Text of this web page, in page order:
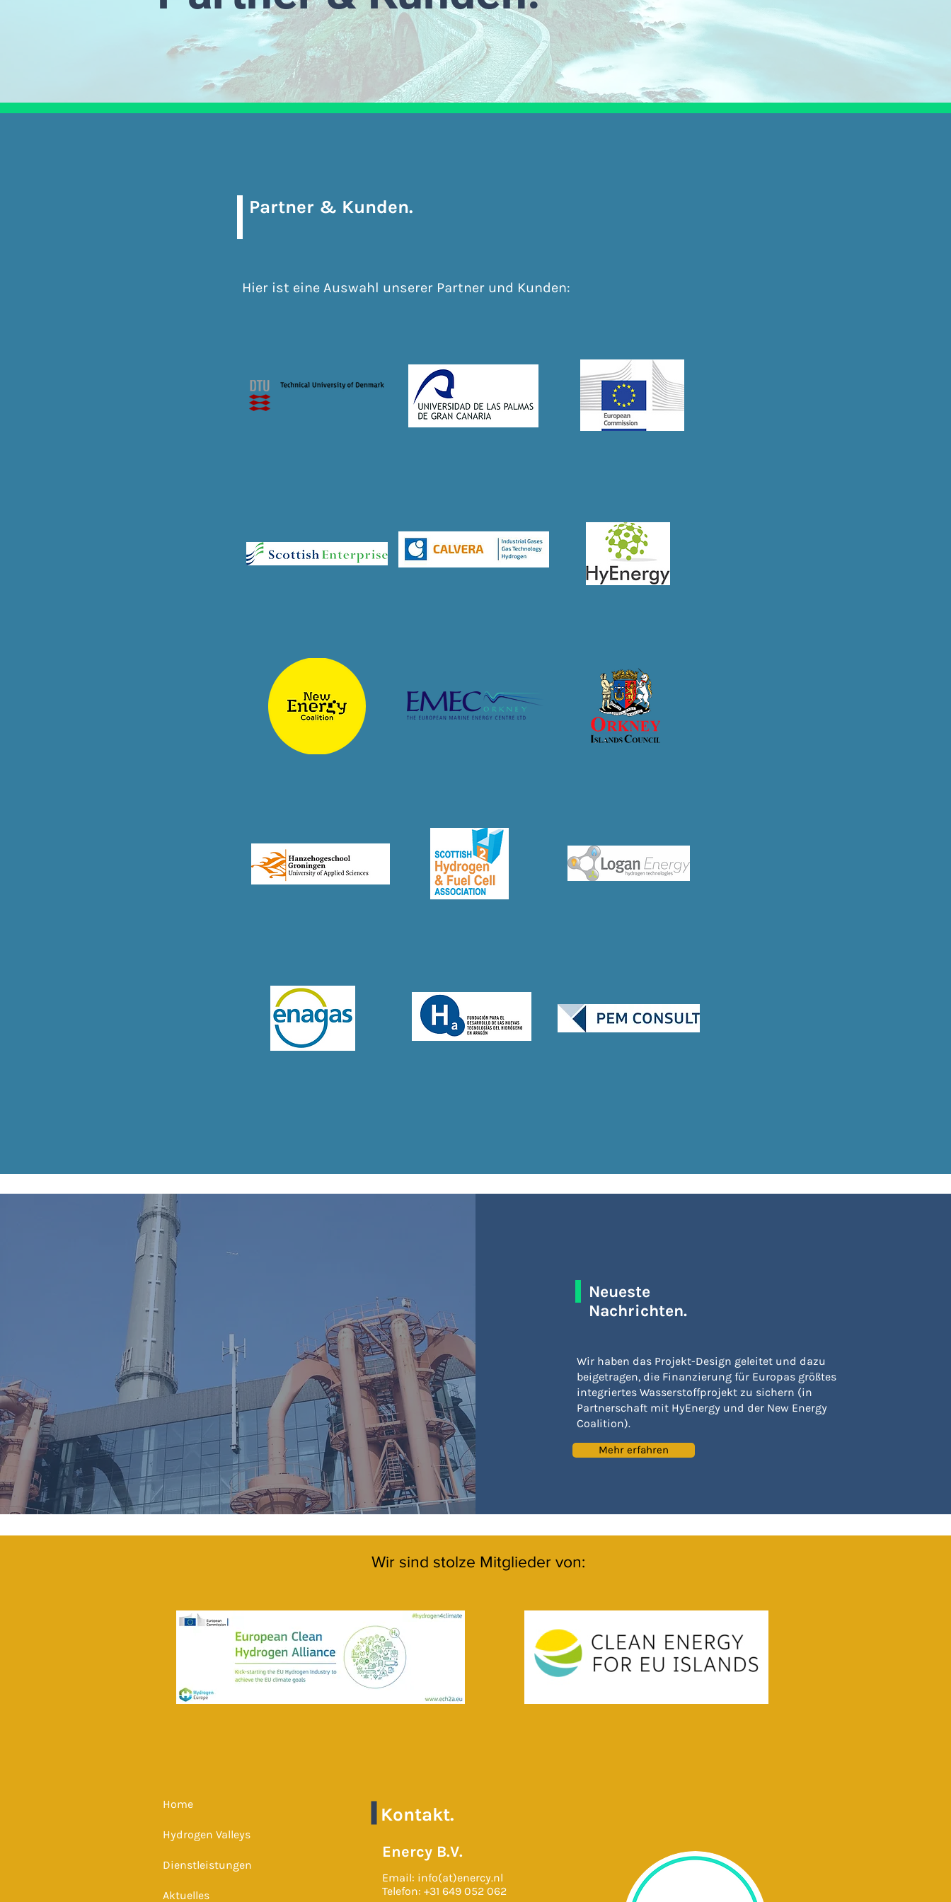
Partner & Kunden.
Hier ist eine Auswahl unserer Partner und Kunden:
Neueste
Nachrichten.
Wir haben das Projekt-Design geleitet und dazu
beigetragen, die Finanzierung für Europas größtes
integriertes Wasserstoffprojekt zu sichern (in
Partnerschaft mit HyEnergy und der New Energy
Coalition).
Mehr erfahren
Wir sind stolze Mitglieder von:
Home
Hydrogen Valleys
Dienstleistungen
Aktuelles
Kontakt.
Enercy B.V.
Email: info(at)enercy.nl
Telefon: +31 649 052 062